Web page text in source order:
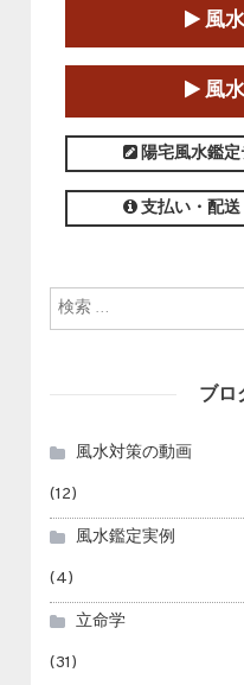
第１８期立命塾
柱推命学）講座」
2025-01-11～2025-
この講座の
風
風
陽宅風水鑑
支払い・配
ブロ
風水対策の動画
(12)
風水鑑定実例
(4)
立命学
(31)